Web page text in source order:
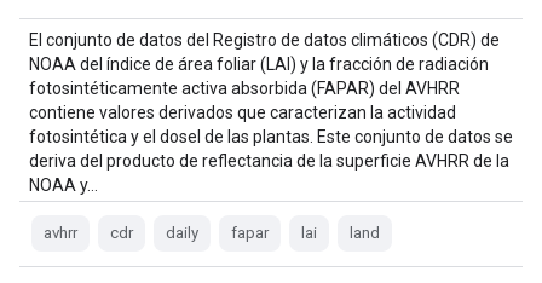
El conjunto de datos del Registro de datos climáticos (CDR) de
NOAA del índice de área foliar (LAI) y la fracción de radiación
fotosintéticamente activa absorbida (FAPAR) del AVHRR
contiene valores derivados que caracterizan la actividad
fotosintética y el dosel de las plantas. Este conjunto de datos se
deriva del producto de reflectancia de la superficie AVHRR de la
NOAA y…
avhrr cdr daily fapar lai land